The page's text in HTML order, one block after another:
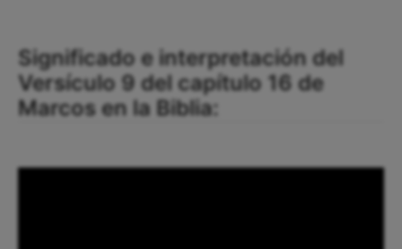
Significado e interpretación del
Versículo 9 del capítulo 16 de
Marcos en la Biblia: